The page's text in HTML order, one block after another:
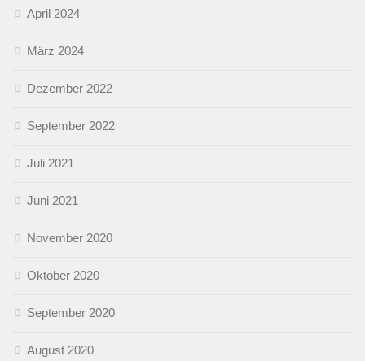
April 2024
März 2024
Dezember 2022
September 2022
Juli 2021
Juni 2021
November 2020
Oktober 2020
September 2020
August 2020